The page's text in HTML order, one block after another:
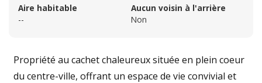
Aire habitable
--
Aucun voisin à l'arrière
Non
Propriété au cachet chaleureux située en plein coeur
du centre-ville, offrant un espace de vie convivial et